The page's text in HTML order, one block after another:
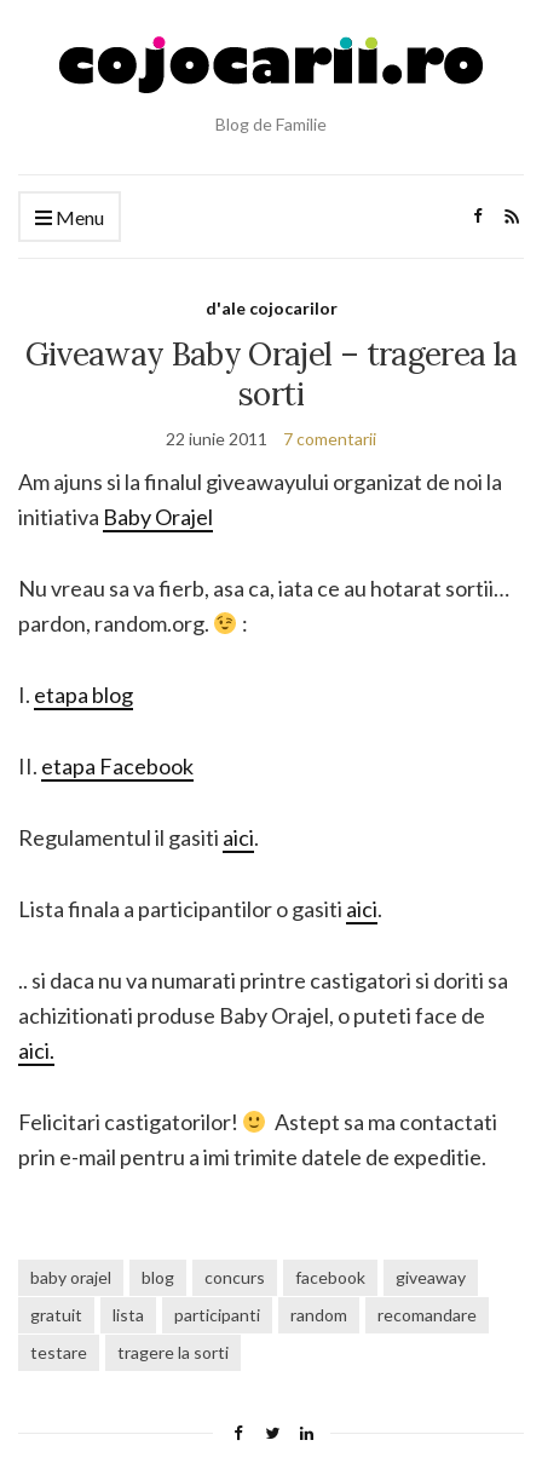
Blog de Familie
Menu
d'ale cojocarilor
Giveaway Baby Orajel – tragerea la
sorti
22 iunie 2011 7 comentarii
Am ajuns si la finalul giveawayului organizat de noi la
initiativa Baby Orajel
Nu vreau sa va fierb, asa ca, iata ce au hotarat sortii…
pardon, random.org.
:
I. etapa blog
II. etapa Facebook
Regulamentul il gasiti aici.
Lista finala a participantilor o gasiti aici.
.. si daca nu va numarati printre castigatori si doriti sa
achizitionati produse Baby Orajel, o puteti face de
aici.
Felicitari castigatorilor!
Astept sa ma contactati
prin e-mail pentru a imi trimite datele de expeditie.
baby orajel blog concurs facebook
giveaway
gratuit
lista participanti random
recomandare
testare
tragere la sorti